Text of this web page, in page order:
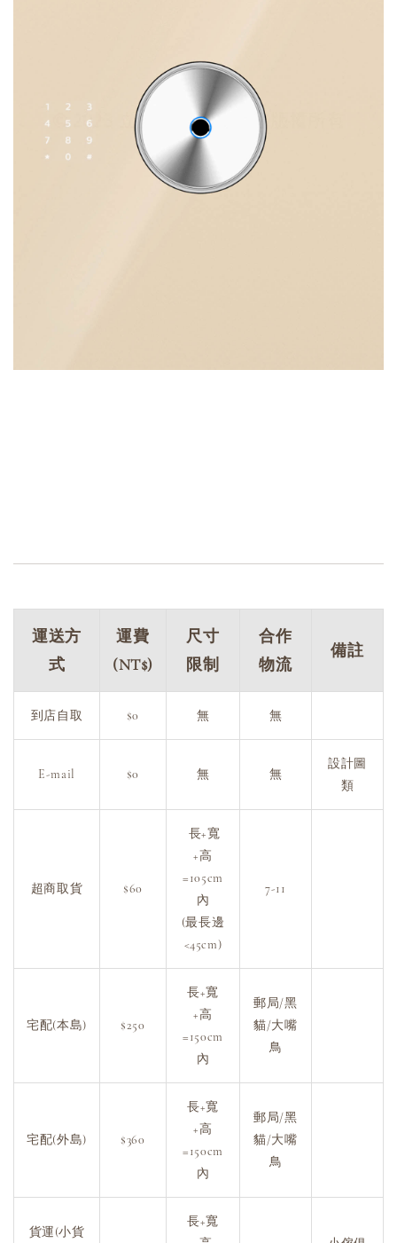
運送方
式
運費
(NT$)
尺寸
限制
合作
物流
備註
到店自取 $0 無 無
E-mail $0 無 無
設計圖
類
超商取貨 $60
長+寬
+高
=105cm
內
(最長邊
<45cm)
7-11
宅配(本島) $250
長+寬
+高
=150cm
內
郵局/黑
貓/大嘴
鳥
宅配(外島) $360
長+寬
+高
=150cm
內
郵局/黑
貓/大嘴
鳥
貨運(小貨
長+寬